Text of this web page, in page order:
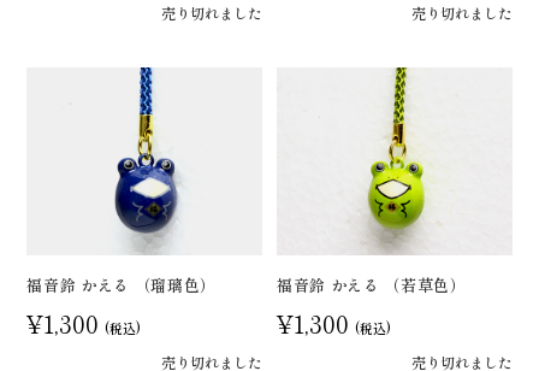
売り切れました 売り切れました
福音鈴 かえる （瑠璃色）
¥1,300 (税込)
売り切れました
福音鈴 かえる （若草色）
¥1,300 (税込)
売り切れました